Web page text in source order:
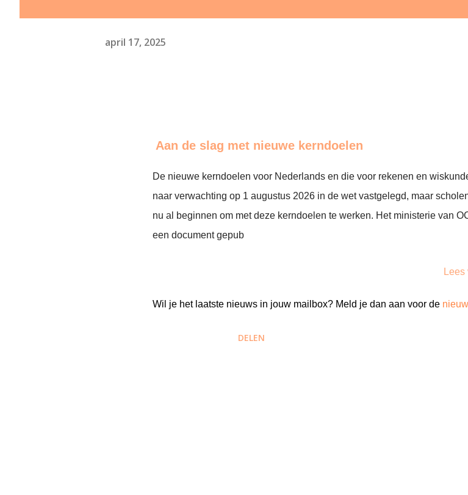
april 17, 2025
Aan de slag met nieuwe kerndoelen
De nieuwe kerndoelen voor Nederlands en die voor rekenen en
naar verwachting op 1 augustus 2026 in de wet vastgelegd, maar
nu al beginnen om met deze kerndoelen te werken. Het ministerie van
een document gepub
Lees
Wil je het laatste nieuws in jouw mailbox? Meld je dan aan voor de
DELEN